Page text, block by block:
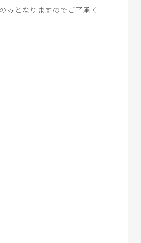
みとなりますのでご了承く